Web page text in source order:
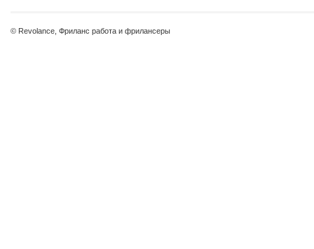
© Revolance, Фриланс работа и фрилансеры